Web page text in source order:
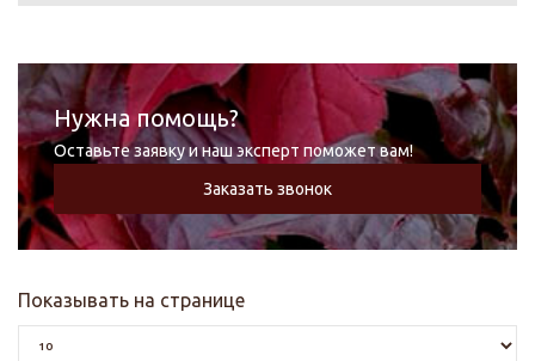
Нужна помощь?
Оставьте заявку и наш эксперт поможет вам!
Заказать звонок
Показывать на странице